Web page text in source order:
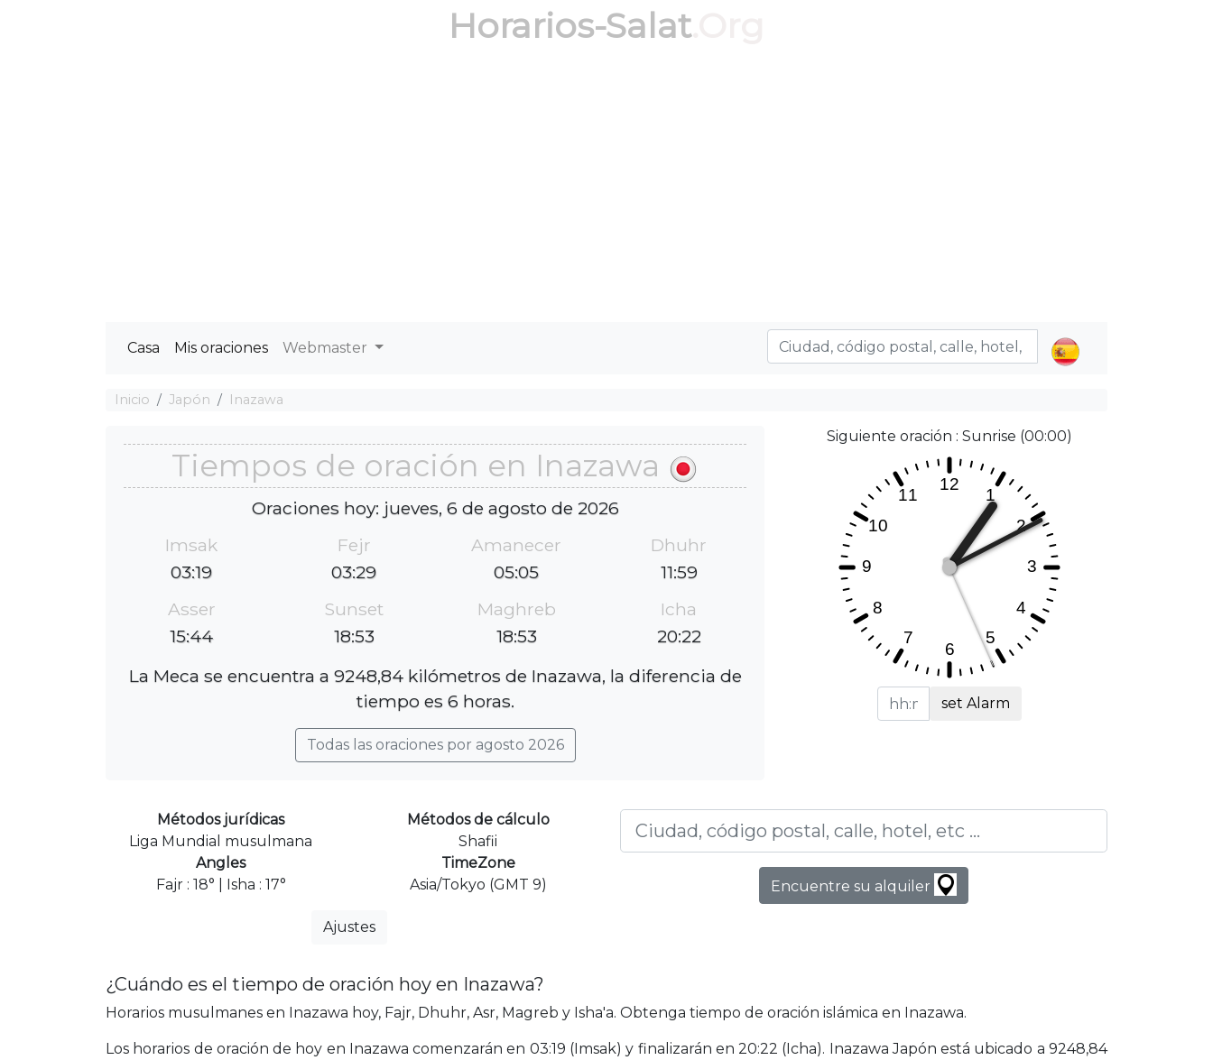
Horarios-Salat.Org
Casa Mis oraciones Webmaster
Inicio Japón Inazawa
Tiempos de oración en Inazawa
Oraciones hoy: jueves, 6 de agosto de 2026
Imsak
03:19
Fejr
03:29
Amanecer
05:05
Dhuhr
11:59
Asser
15:44
Sunset
18:53
Maghreb
18:53
Icha
20:22
La Meca se encuentra a 9248,84 kilómetros de Inazawa, la diferencia de
tiempo es 6 horas.
Todas las oraciones por agosto 2026
Siguiente oración : Sunrise (00:00)
set Alarm
Métodos jurídicas
Liga Mundial musulmana
Métodos de cálculo
Shafii
Angles
Fajr : 18° | Isha : 17°
TimeZone
Asia/Tokyo (GMT 9)
Ajustes
Encuentre su alquiler
¿Cuándo es el tiempo de oración hoy en Inazawa?
Horarios musulmanes en Inazawa hoy, Fajr, Dhuhr, Asr, Magreb y Isha'a. Obtenga tiempo de oración islámica en Inazawa.
Los horarios de oración de hoy en Inazawa comenzarán en 03:19 (Imsak) y finalizarán en 20:22 (Icha). Inazawa Japón está ubicado a 9248,84